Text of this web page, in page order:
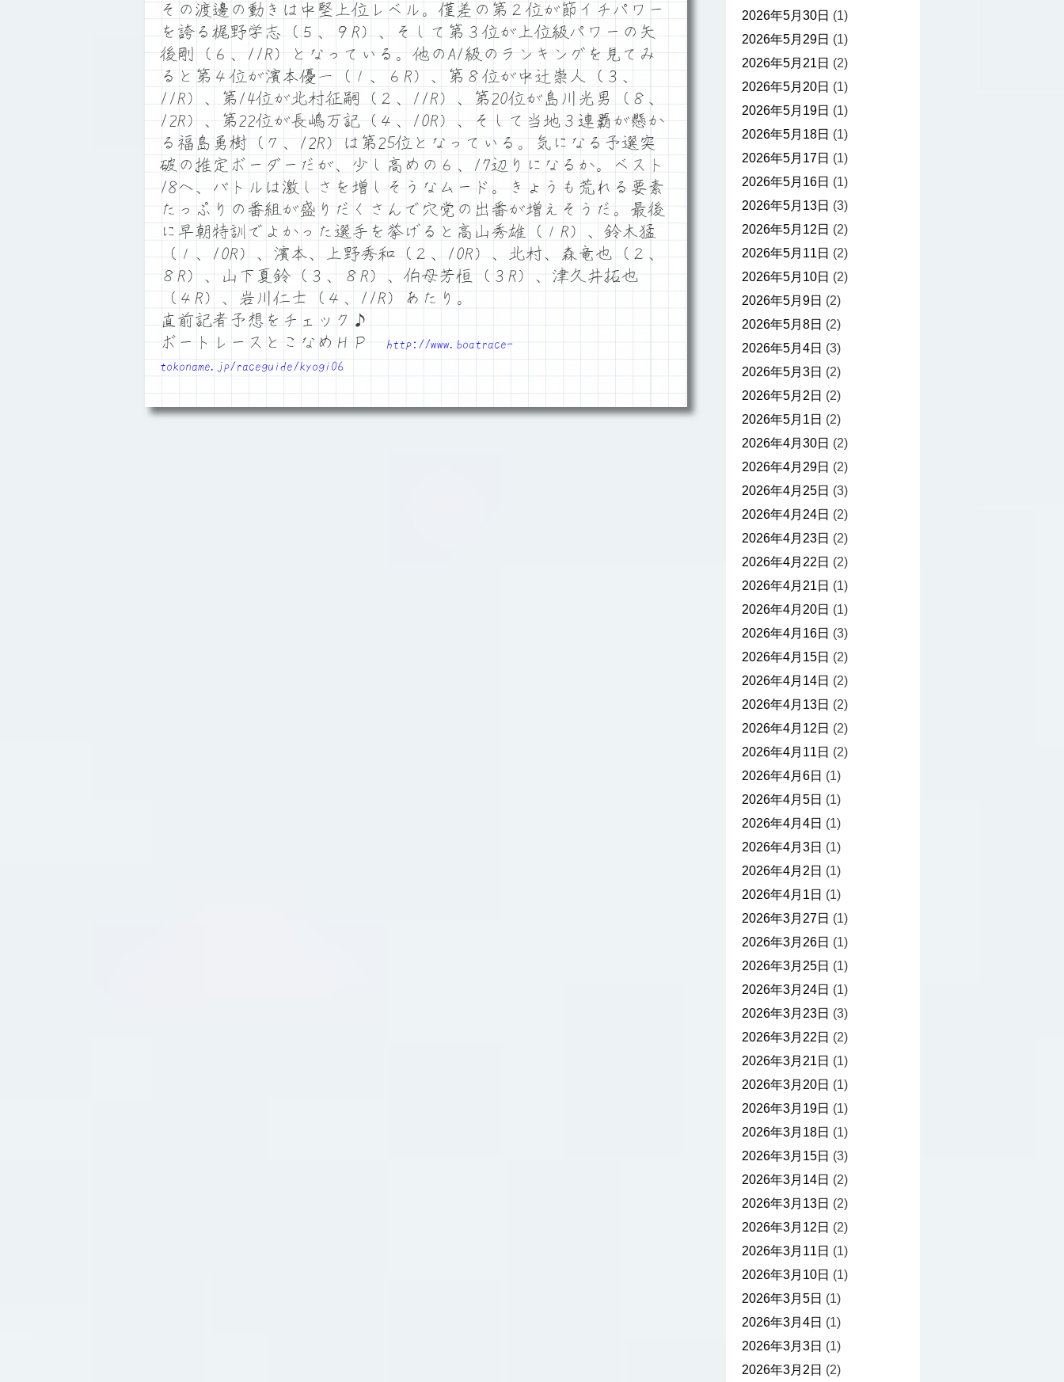
その渡邊の動きは中堅上位レベル。僅差の第２位が節イチパワー
を誇る梶野学志（５、９R）、そして第３位が上位級パワーの矢
後剛（６、11R）となっている。他のA1級のランキングを見てみ
ると第４位が濱本優一（１、６R）、第８位が中辻崇人（３、
11R）、第14位が北村征嗣（２、11R）、第20位が島川光男（８、
12R）、第22位が長嶋万記（４、10R）、そして当地３連覇が懸か
る福島勇樹（７、12R）は第25位となっている。気になる予選突
破の推定ボーダーだが、少し高めの６、17辺りになるか。ベスト
18へ、バトルは激しさを増しそうなムード。きょうも荒れる要素
たっぷりの番組が盛りだくさんで穴党の出番が増えそうだ。最後
に早朝特訓でよかった選手を挙げると高山秀雄（１R）、鈴木猛
（１、10R）、濱本、上野秀和（２、10R）、北村、森竜也（２、
８R）、山下夏鈴（３、８R）、伯母芳恒（３R）、津久井拓也
（４R）、岩川仁士（４、11R）あたり。
直前記者予想をチェック♪
ボートレースとこなめＨＰ
http://www.boatrace-
tokoname.jp/raceguide/kyogi06
2026年5月30日 (1)
2026年5月29日 (1)
2026年5月21日 (2)
2026年5月20日 (1)
2026年5月19日 (1)
2026年5月18日 (1)
2026年5月17日 (1)
2026年5月16日 (1)
2026年5月13日 (3)
2026年5月12日 (2)
2026年5月11日 (2)
2026年5月10日 (2)
2026年5月9日 (2)
2026年5月8日 (2)
2026年5月4日 (3)
2026年5月3日 (2)
2026年5月2日 (2)
2026年5月1日 (2)
2026年4月30日 (2)
2026年4月29日 (2)
2026年4月25日 (3)
2026年4月24日 (2)
2026年4月23日 (2)
2026年4月22日 (2)
2026年4月21日 (1)
2026年4月20日 (1)
2026年4月16日 (3)
2026年4月15日 (2)
2026年4月14日 (2)
2026年4月13日 (2)
2026年4月12日 (2)
2026年4月11日 (2)
2026年4月6日 (1)
2026年4月5日 (1)
2026年4月4日 (1)
2026年4月3日 (1)
2026年4月2日 (1)
2026年4月1日 (1)
2026年3月27日 (1)
2026年3月26日 (1)
2026年3月25日 (1)
2026年3月24日 (1)
2026年3月23日 (3)
2026年3月22日 (2)
2026年3月21日 (1)
2026年3月20日 (1)
2026年3月19日 (1)
2026年3月18日 (1)
2026年3月15日 (3)
2026年3月14日 (2)
2026年3月13日 (2)
2026年3月12日 (2)
2026年3月11日 (1)
2026年3月10日 (1)
2026年3月5日 (1)
2026年3月4日 (1)
2026年3月3日 (1)
2026年3月2日 (2)